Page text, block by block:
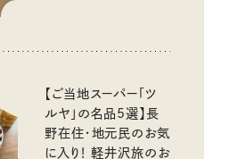
【ご当地スーパー「ツ
ルヤ」の名品5選】長
野在住・地元民のお気
に入り！ 軽井沢旅のお